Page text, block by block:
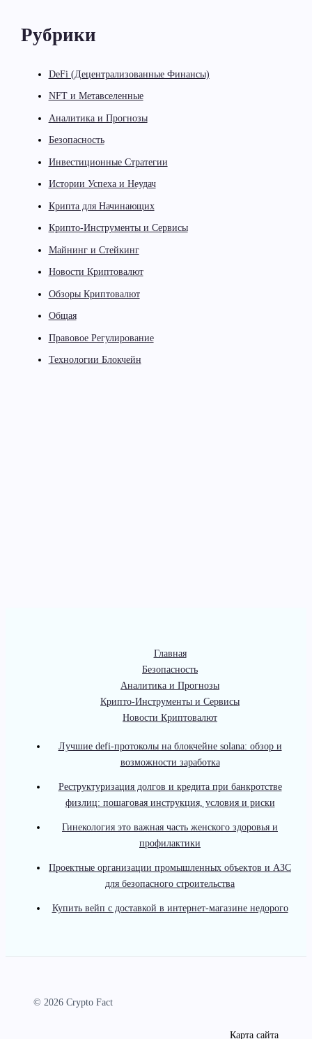
Рубрики
DeFi (Децентрализованные Финансы)
NFT и Метавселенные
Аналитика и Прогнозы
Безопасность
Инвестиционные Стратегии
Истории Успеха и Неудач
Крипта для Начинающих
Крипто-Инструменты и Сервисы
Майнинг и Стейкинг
Новости Криптовалют
Обзоры Криптовалют
Общая
Правовое Регулирование
Технологии Блокчейн
Главная
Безопасность
Аналитика и Прогнозы
Крипто-Инструменты и Сервисы
Новости Криптовалют
Лучшие defi-протоколы на блокчейне solana: обзор и
возможности заработка
Реструктуризация долгов и кредита при банкротстве
физлиц: пошаговая инструкция, условия и риски
Гинекология это важная часть женского здоровья и
профилактики
Проектные организации промышленных объектов и АЗС
для безопасного строительства
Купить вейп с доставкой в интернет-магазине недорого
© 2026 Crypto Fact
Карта сайта